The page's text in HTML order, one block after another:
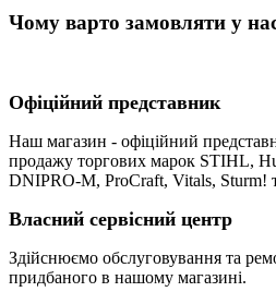
Чому варто замовляти у
Офіційний представник
Наш магазин - офіційний
продажу торгових марок STIHL,
DNIPRO-M, ProCraft, Vitals, Sturm!
Власний сервісний центр
Здійснюємо обслуговування та
придбаного в нашому магазині.